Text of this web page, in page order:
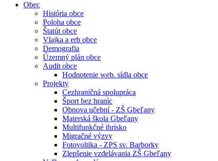
Obec
História obce
Poloha obce
Štatút obce
Vlajka a erb obce
Demografia
Územný plán obce
Audit obce
Hodnotenie web. sídla obce
Projekty
Cezhraničná spolupráca
Šport bez hraníc
Obnova učební - ZŠ Gbeľany
Materská škola Gbeľany
Multifunkčné ihrisko
Migračné výzvy
Fotovoltika - ZPS sv. Barborky
Zlepšenie vzdelávania ZŠ Gbeľany